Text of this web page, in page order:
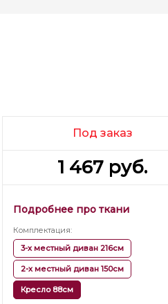
Под заказ
1 467 руб.
Подробнее про ткани
Комплектация:
3-х местный диван 216см
2-х местный диван 150см
Кресло 88см